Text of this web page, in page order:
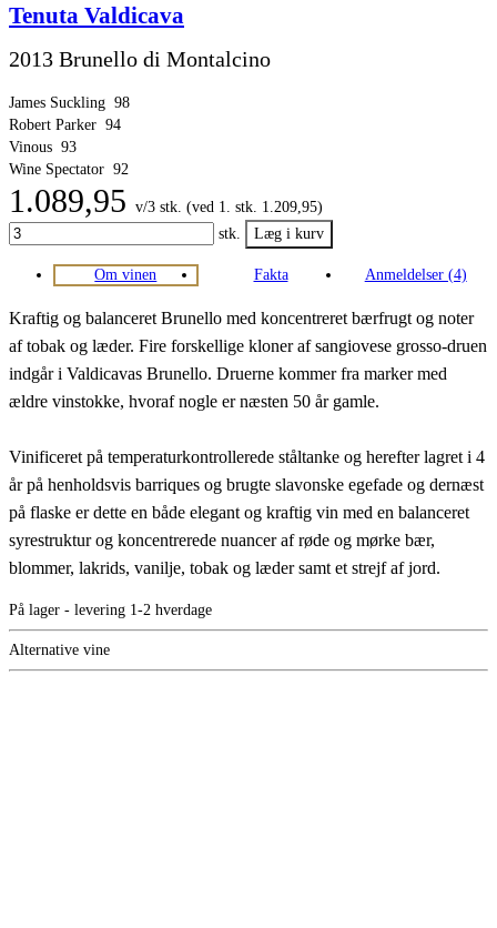
Tenuta Valdicava
2013 Brunello di Montalcino
James Suckling 98
Robert Parker 94
Vinous 93
Wine Spectator 92
1.089,95 v/3 stk. (ved 1. stk. 1.209,95)
stk.
Om vinen Fakta Anmeldelser (4)
Kraftig og balanceret Brunello med koncentreret bærfrugt og noter
af tobak og læder. Fire forskellige kloner af sangiovese grosso-druen
indgår i Valdicavas Brunello. Druerne kommer fra marker med
ældre vinstokke, hvoraf nogle er næsten 50 år gamle.
Vinificeret på temperaturkontrollerede ståltanke og herefter lagret i 4
år på henholdsvis barriques og brugte slavonske egefade og dernæst
på flaske er dette en både elegant og kraftig vin med en balanceret
syrestruktur og koncentrerede nuancer af røde og mørke bær,
blommer, lakrids, vanilje, tobak og læder samt et strejf af jord.
På lager - levering 1-2 hverdage
Alternative vine